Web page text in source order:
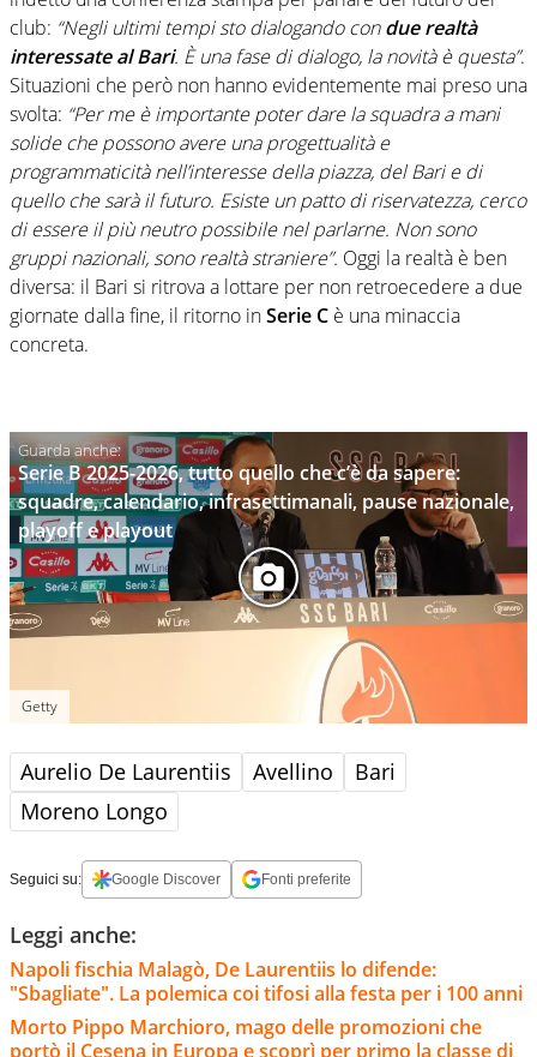
club: “Negli ultimi tempi sto dialogando condue realtà
interessate al Bari. È una fase di dialogo, la novità è questa”.
Situazioni che però non hanno evidentemente mai preso una
svolta: “Per me è importante poter dare la squadra a mani
solide che possono avere una progettualità e
programmaticità nell’interesse della piazza, del Bari e di
quello che sarà il futuro. Esiste un patto di riservatezza, cerco
di essere il più neutro possibile nel parlarne. Non sono
gruppi nazionali, sono realtà straniere”. Oggi la realtà è ben
diversa: il Bari si ritrova a lottare per non retroecedere a due
giornate dalla fine, il ritorno inSerie C è una minaccia
concreta.
Serie B 2025-2026, tutto quello che c’è da sapere:
squadre, calendario, infrasettimanali, pause nazionale,
playoff e playout
Getty
Aurelio De Laurentiis Avellino
Bari
Moreno Longo
Seguici su: Google Discover Fonti preferite
Leggi anche:
Napoli fischia Malagò, De Laurentiis lo difende:
"Sbagliate". La polemica coi tifosi alla festa per i 100 anni
Morto Pippo Marchioro, mago delle promozioni che
portò il Cesena in Europa e scoprì per primo la classe di